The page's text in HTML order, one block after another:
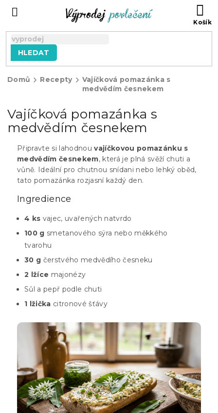
HLEDAT
Domů Recepty
Vajíčková pomazánka s
medvědím česnekem
Vajíčková pomazánka s
medvědím česnekem
Připravte si lahodnouvajíčkovou pomazánku s
medvědím česnekem, která je plná svěží chuti a
vůně. Ideální pro chutnou snídani nebo lehký oběd,
tato pomazánka rozjasní každý den.
Ingredience
4 ks vajec, uvařených natvrdo
100 g smetanového sýra nebo měkkého
tvarohu
30 g čerstvého medvědího česneku
2 lžíce majonézy
Sůl a pepř podle chuti
1 lžička citronové šťávy